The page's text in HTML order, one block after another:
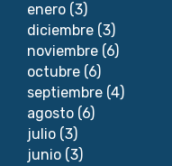
enero (3)
diciembre (3)
noviembre (6)
octubre (6)
septiembre (4)
agosto (6)
julio (3)
junio (3)